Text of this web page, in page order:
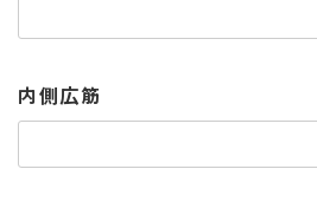
内側広筋